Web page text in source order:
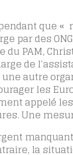
que
par des
du PAM,
de
autre
les
appelé
Une
la